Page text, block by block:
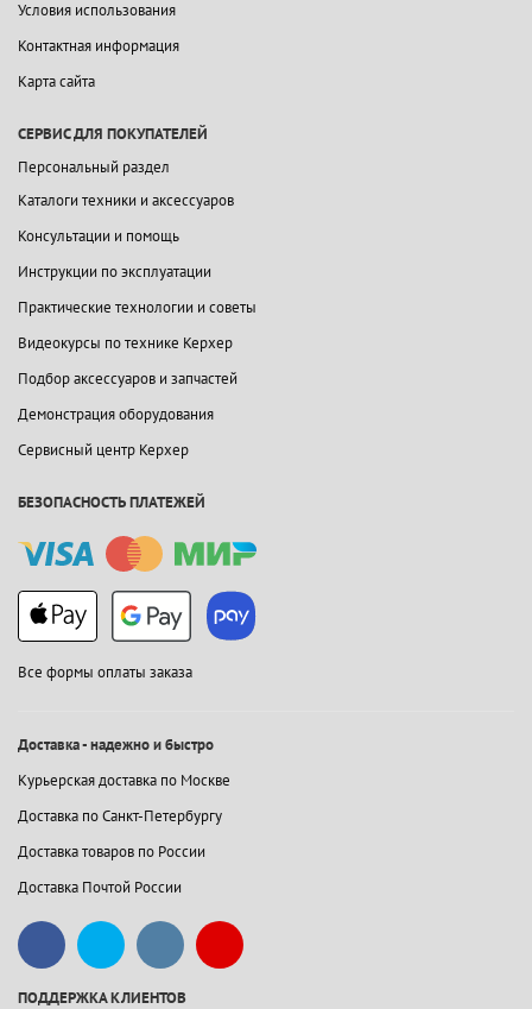
Условия использования
Контактная информация
Карта сайта
СЕРВИС ДЛЯ ПОКУПАТЕЛЕЙ
Персональный раздел
Каталоги техники и аксессуаров
Консультации и помощь
Инструкции по эксплуатации
Практические технологии и советы
Видеокурсы по технике Керхер
Подбор аксессуаров и запчастей
Демонстрация оборудования
Сервисный центр Керхер
БЕЗОПАСНОСТЬ ПЛАТЕЖЕЙ
Все формы оплаты заказа
Доставка - надежно и быстро
Курьерская доставка по Москве
Доставка по Санкт-Петербургу
Доставка товаров по России
Доставка Почтой России
ПОДДЕРЖКА КЛИЕНТОВ